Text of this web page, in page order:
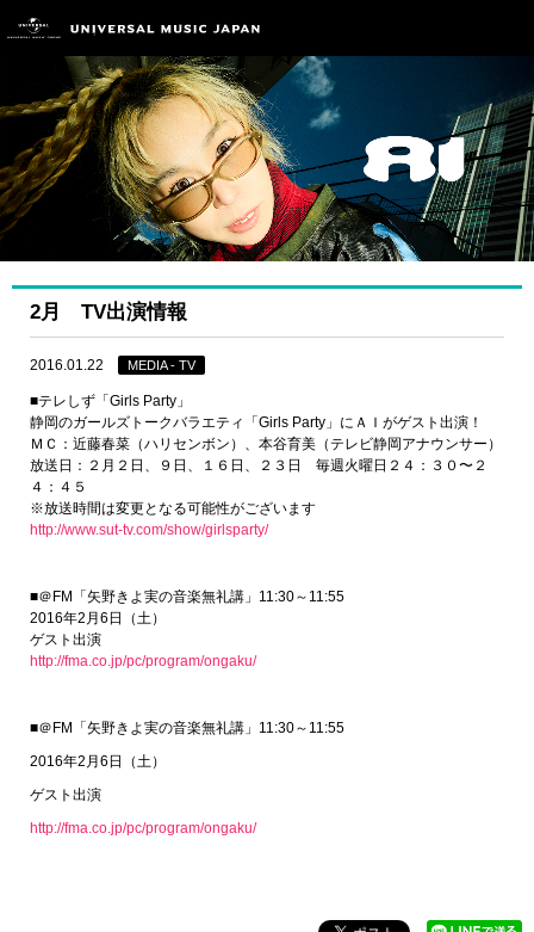
2月 TV出演情報
2016.01.22 MEDIA - TV
■テレしず「Girls Party」
静岡のガールズトークバラエティ「Girls Party」にＡＩがゲスト出演！
ＭＣ：近藤春菜（ハリセンボン）、本谷育美（テレビ静岡アナウンサー）
放送日：２月２日、９日、１６日、２３日 毎週火曜日２４：３０〜２
４：４５
※放送時間は変更となる可能性がございます
http://www.sut-tv.com/show/girlsparty/
■＠FM「矢野きよ実の音楽無礼講」11:30～11:55
2016年2月6日（土）
ゲスト出演
http://fma.co.jp/pc/program/ongaku/
■＠FM 「矢野きよ実の音楽無礼講」 11:30～ 11:55
2016年2 月6 日（土）
ゲスト出演
http://fma.co.jp/pc/program/ongaku/